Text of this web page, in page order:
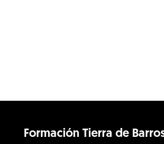
Formación Tierra de